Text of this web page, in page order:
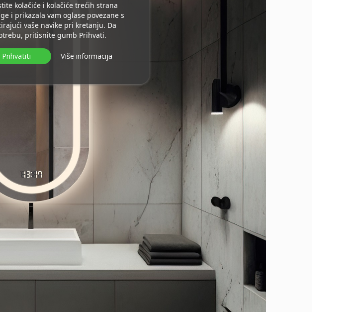
kolačiće i kolačiće trećih strana
i prikazala vam oglase povezane s
vaše navike pri kretanju. Da
pritisnite gumb Prihvati.
Više informacija
Prihvatiti